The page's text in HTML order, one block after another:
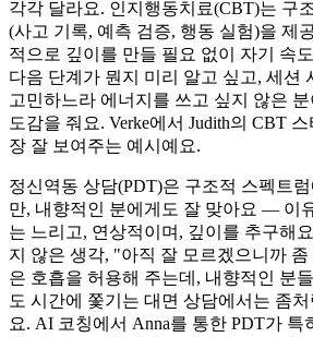
각각 달라요. 인지행동치료(CBT)는 구
(사고 기록, 예측 검증, 행동 실험)을 제
적으로 깊이를 만들 필요 없이 자기 속
다음 단계가 뭔지 미리 알고 싶고, 세션
고민하느라 에너지를 쓰고 싶지 않은
도감을 줘요. Verke에서 Judith의 CBT
장 잘 보여주는 예시예요.
정신역동 상담(PDT)은 구조적 스펙트
만, 내향적인 분에게도 잘 맞아요 — 이
는 느리고, 연상적이며, 깊이를 추구해
지 않은 생각, "아직 잘 모르겠으니까
은 호흡을 허용해 주는데, 내향적인 분
도 시간에 쫓기는 대면 상담에서는 좀
요. AI 코칭에서 Anna를 통한 PDT가 특